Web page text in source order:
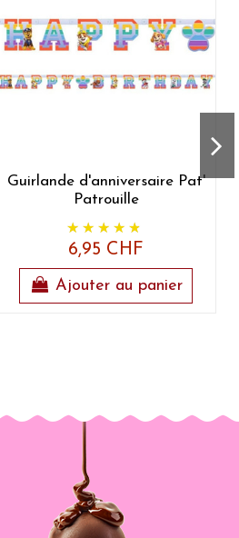
Guirlande d'anniversaire Pat'
Patrouille
6,95 CHF
Ajouter au panier